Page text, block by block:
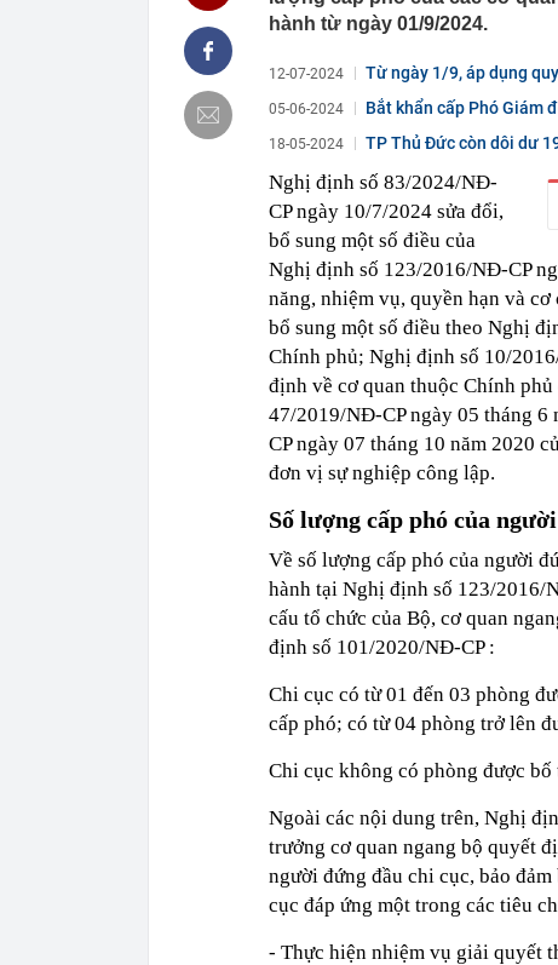
thật, nhưng
11:16
Vì sao PNJ
11:13
Pháp bị loại,
nhất tại một
hiện tại gây
11:11
1 huyền thoại
quanh năm mát
11:09
Tuyến đường
điểm đến tâm
nhanh tiến độ
hành từ ngày 01/9/2024.
12-07-2024 Từ ngày 1/9, áp dụng
05-06-2024 Bắt khẩn cấp Phó Giám
18-05-2024 TP Thủ Đức còn dôi dư
Nghị định số 83/2024/NĐ-
CP ngày 10/7/2024 sửa đổi,
bổ sung một số điều của
Nghị định số 123/2016/NĐ-CP
năng, nhiệm vụ, quyền hạn và
bổ sung một số điều theo Nghị
Chính phủ; Nghị định số 10/
định về cơ quan thuộc Chính
47/2019/NĐ-CP ngày 05 tháng
CP ngày 07 tháng 10 năm 2020
đơn vị sự nghiệp công lập.
Số lượng cấp phó của
Về số lượng cấp phó của người
hành tại Nghị định số 123/2016/
cấu tổ chức của Bộ, cơ quan
định số 101/2020/NĐ-CP :
Chi cục có từ 01 đến 03 phòng
cấp phó; có từ 04 phòng trở lên
Chi cục không có phòng được
Ngoài các nội dung trên, Nghị
trưởng cơ quan ngang bộ quyết
người đứng đầu chi cục, bảo
cục đáp ứng một trong các tiêu
- Thực hiện nhiệm vụ giải quyết